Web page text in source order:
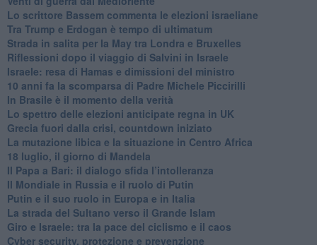
Lo scrittore Bassem commenta le elezioni israeliane
Tra Trump e Erdogan è tempo di ultimatum
Strada in salita per la May tra Londra e Bruxelles
Riflessioni dopo il viaggio di Salvini in Israele
Israele: resa di Hamas e dimissioni del ministro
10 anni fa la scomparsa di Padre Michele Piccirilli
In Brasile è il momento della verità
Lo spettro delle elezioni anticipate regna in UK
Grecia fuori dalla crisi, countdown iniziato
La mutazione libica e la situazione in Centro Africa
18 luglio, il giorno di Mandela
Il Papa a Bari: il dialogo sfida l’intolleranza
Il Mondiale in Russia e il ruolo di Putin
Putin e il suo ruolo in Europa e in Italia
La strada del Sultano verso il Grande Islam
Giro e Israele: tra la pace del ciclismo e il caos
Cyber security, protezione e prevenzione